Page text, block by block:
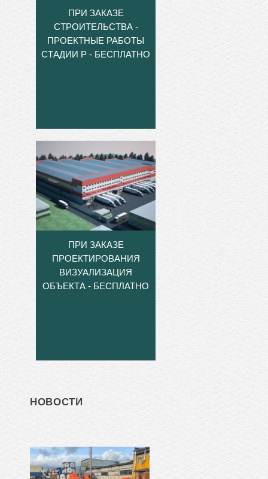
ПРИ ЗАКАЗЕ
СТРОИТЕЛЬСТВА -
ПРОЕКТНЫЕ РАБОТЫ
СТАДИИ Р - БЕСПЛАТНО
ПРИ ЗАКАЗЕ
ПРОЕКТИРОВАНИЯ
ВИЗУАЛИЗАЦИЯ
ОБЪЕКТА - БЕСПЛАТНО
НОВОСТИ